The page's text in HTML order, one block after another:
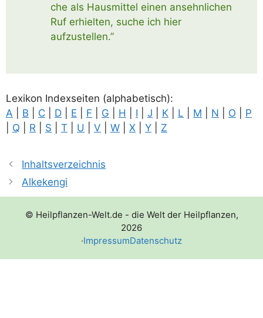
che als Haus­mit­tel einen ansehn­li­chen
Ruf erhiel­ten, suche ich hier
aufzustellen.”
Lexi­kon Index­sei­ten (alpha­be­tisch):
A
B C D E F G H I J K L M N O
P
Q R S T U V W X Y Z
Inhaltsverzeichnis
Alkekengi
© Heilpflanzen-Welt.de - die Welt der Heilpflanzen,
2026
·ImpressumDatenschutz